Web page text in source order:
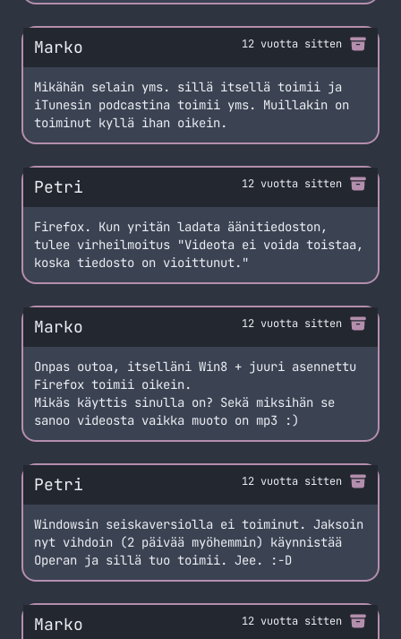
Marko 12 vuotta sitten
Mikähän selain yms. sillä itsellä toimii ja
iTunesin podcastina toimii yms. Muillakin on
toiminut kyllä ihan oikein.
Petri 12 vuotta sitten
Firefox. Kun yritän ladata äänitiedoston,
tulee virheilmoitus "Videota ei voida toistaa,
koska tiedosto on vioittunut."
Marko 12 vuotta sitten
Onpas outoa, itselläni Win8 + juuri asennettu
Firefox toimii oikein.
Mikäs käyttis sinulla on? Sekä miksihän se
sanoo videosta vaikka muoto on mp3 :)
Petri 12 vuotta sitten
Windowsin seiskaversiolla ei toiminut. Jaksoin
nyt vihdoin (2 päivää myöhemmin) käynnistää
Operan ja sillä tuo toimii. Jee. :-D
Marko 12 vuotta sitten